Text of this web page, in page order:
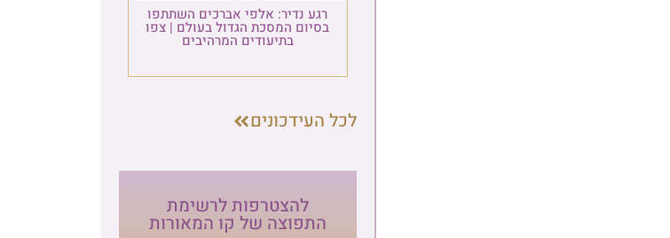
רגע נדיר: אלפי אברכים השתתפו
בסיום המסכת הגדול בעולם | צפו
בתיעודים המרהיבים
לכל העידכונים
להצטרפות לרשימת
התפוצה של קו המאורות